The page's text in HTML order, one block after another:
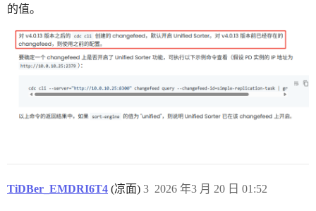
的值。
TiDBer_EMDRI6T4 (凉面) 2026 年3 月 20 日 01:52
3